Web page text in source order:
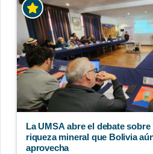
La UMSA abre el debate
riqueza mineral que Bolivia
aprovecha